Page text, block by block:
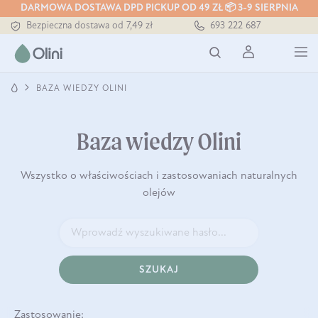
DARMOWA DOSTAWA DPD PICKUP OD 49 ZŁ 📦 3-9 SIERPNIA
Bezpieczna dostawa od 7,49 zł
Darmowa dostawa od 199 zł
Tłoczony zawsze na zimno
693 222 687
BAZA WIEDZY OLINI
Baza wiedzy Olini
Wszystko o właściwościach i zastosowaniach naturalnych
olejów
SZUKAJ
Zastosowanie: